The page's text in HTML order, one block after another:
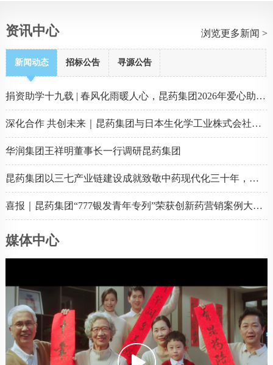
资讯中心 浏览更多新闻 >
新闻动态 招标公告 寻源公告
捐资助学十九载 | 春风化雨暖人心，昆药集团2026年爱心助学活动圆满举行
深化合作 共创未来｜昆药集团与日本生化学工业株式会社年度战略合作会议圆满举行
华润集团王祥明董事长一行调研昆药集团
昆药集团以三七产业链建设成就致敬中药现代化三十年，领航高质量发展新征程
喜报｜昆药集团“777银发青年专列”荣获创新药营销案例大赛银奖！
媒体中心